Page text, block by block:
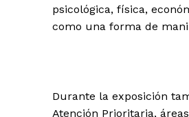
psicológica, física,
como una forma de
Durante la exposición
Atención Prioritaria,